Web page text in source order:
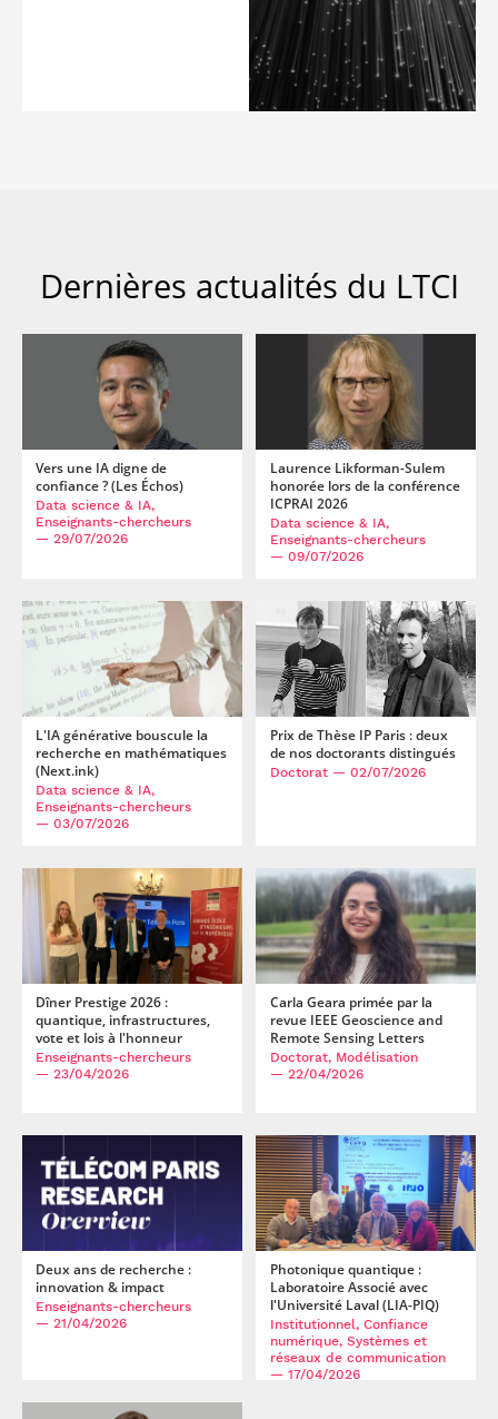
Dernières actualités du LTCI
Vers une IA digne de
confiance ? (Les Échos)
Data science & IA,
Enseignants-chercheurs
— 29/07/2026
Laurence Likforman-Sulem
honorée lors de la conférence
ICPRAI 2026
Data science & IA,
Enseignants-chercheurs
— 09/07/2026
L'IA générative bouscule la
recherche en mathématiques
(Next.ink)
Data science & IA,
Enseignants-chercheurs
— 03/07/2026
Prix de Thèse IP Paris : deux
de nos doctorants distingués
Doctorat— 02/07/2026
Dîner Prestige 2026 :
quantique, infrastructures,
vote et lois à l'honneur
Enseignants-chercheurs
— 23/04/2026
Carla Geara primée par la
revue IEEE Geoscience and
Remote Sensing Letters
Doctorat, Modélisation
— 22/04/2026
Deux ans de recherche :
innovation & impact
Enseignants-chercheurs
— 21/04/2026
Photonique quantique :
Laboratoire Associé avec
l'Université Laval (LIA-PIQ)
Institutionnel, Confiance
numérique, Systèmes et
réseaux de communication
— 17/04/2026